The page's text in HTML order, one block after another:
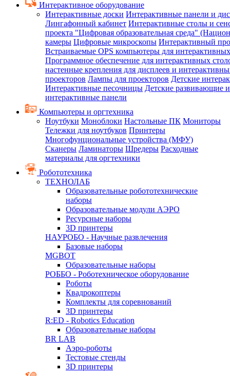
Интерактивное оборудование
Интерактивные доски Интерактивные панели и
Лингафонный кабинет Интерактивные столы и
проекта "Цифровая образовательная среда"
камеры Цифровые микроскопы Интерактивный
Встраиваемые OPS компьютеры для
Программное обеспечение для интерактивных
настенные крепления для дисплеев и
проекторов Лампы для проекторов Детские
Интерактивные песочницы Детские развивающие
интерактивные панели
Компьютеры и оргтехника
Ноутбуки Моноблоки Настольные ПК Мониторы
Тележки для ноутбуков Принтеры
Многофунциональные устройства (МФУ)
Сканеры Ламинаторы Шредеры Расходные
материалы для оргтехники
Робототехника
ТЕХНОЛАБ
Образовательные робототехнические
наборы
Образовательные модули АЭРО
Ресурсные наборы
3D принтеры
НАУРОБО - Научные развлечения
Базовые наборы
MGBOT
Образовательные наборы
РОББО - Роботехническое оборудование
Роботы
Квадрокоптеры
Комплекты для соревнований
3D принтеры
R:ED - Robotics Education
Образовательные наборы
BR LAB
Аэро-роботы
Тестовые стенды
3D принтеры